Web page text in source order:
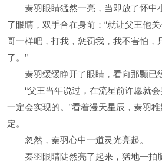
秦羽眼睛猛然一亮，当即放了怀中
了眼睛，双手合在身前：“就让父王他
哥一样吧，打我，惩罚我，我不害怕，
了。”
秦羽缓缓睁开了眼睛，看向那颗已经
“父王当年说过，在流星前许愿就会
一定会实现的。”看着漫天星辰，秦羽
定。
忽然，秦羽心中一道灵光亮起。
秦羽眼睛陡然亮了起来，猛地一拍